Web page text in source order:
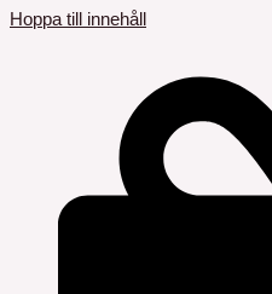
Hoppa till innehåll